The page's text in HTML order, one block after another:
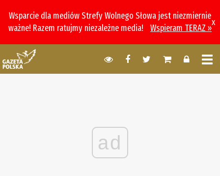
Wsparcie dla mediów Strefy Wolnego Słowa jest niezmiernie
ważne! Razem ratujmy niezależne media!
Wspieram TERAZ »
x
ad